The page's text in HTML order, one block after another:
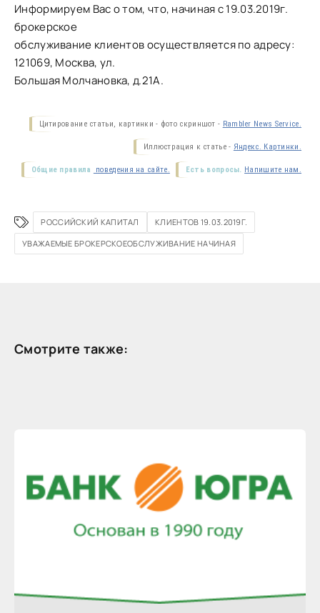
Информируем Вас о том, что, начиная с 19.03.2019г.
брокерское
обслуживание клиентов осуществляется по адресу:
121069, Москва, ул.
Большая Молчановка, д.21А.
Цитирование статьи, картинки - фото скриншот - Rambler News Service.
Иллюстрация к статье - Яндекс. Картинки.
Есть вопросы. Напишите нам.
Общие правила поведения на сайте.
РОССИЙСКИЙ КАПИТАЛ
КЛИЕНТОВ 19.03.2019Г.
УВАЖАЕМЫЕ БРОКЕРСКОЕОБСЛУЖИВАНИЕ НАЧИНАЯ
Смотрите также: